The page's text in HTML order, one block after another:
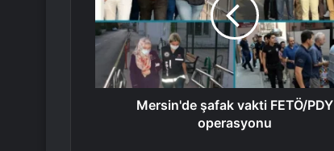
Mersin'de şafak vakti FETÖ/PDY
operasyonu